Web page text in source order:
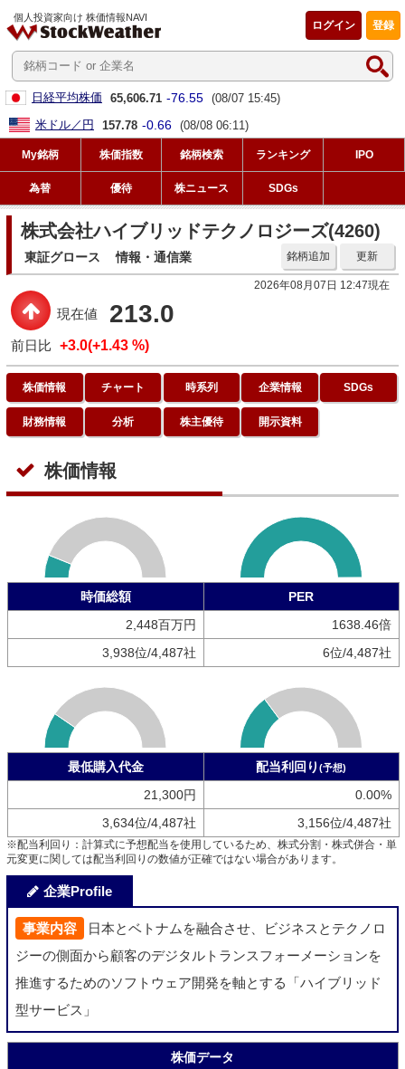
個人投資家向け 株価情報NAVI
登録
ログイン
日経平均株価 65,606.71 -76.55 (08/07 15:45)
米ドル／円
157.78 -0.66 (08/08 06:11)
My銘柄 株価指数 銘柄検索 ランキング IPO
為替 優待 株ニュース SDGs
株式会社ハイブリッドテクノロジーズ(4260)
東証グロース 情報・通信業 更新
銘柄追加
2026年08月07日 12:47現在
現在値 213.0
前日比 +3.0(+1.43 %)
株価情報 チャート 時系列 企業情報 SDGs
財務情報 分析 株主優待 開示資料
株価情報
時価総額
PER
2,448百万円
1638.46倍
3,938位/4,487社
6位/4,487社
最低購入代金 配当利回り (予想)
21,300円
0.00%
3,634位/4,487社
3,156位/4,487社
※配当利回り：計算式に予想配当を使用しているため、株式分割・株式併合・単
元変更に関しては配当利回りの数値が正確ではない場合があります。
企業Profile
事業内容
日本とベトナムを融合させ、ビジネスとテクノロ
ジーの側面から顧客のデジタルトランスフォーメーションを
推進するためのソフトウェア開発を軸とする「ハイブリッド
型サービス」
株価データ